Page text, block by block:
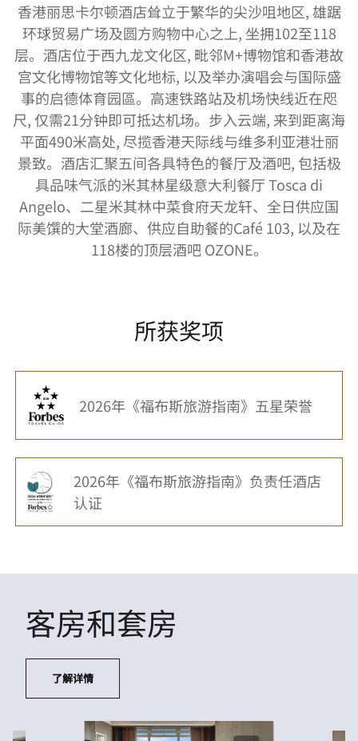
香港丽思卡尔顿酒店耸立于繁华的尖沙咀地区, 雄踞
环球贸易广场及圆方购物中心之上, 坐拥102至118
层。酒店位于西九龙文化区, 毗邻M+博物馆和香港故
宫文化博物馆等文化地标, 以及举办演唱会与国际盛
事的启德体育园區。高速铁路站及机场快线近在咫
尺, 仅需21分钟即可抵达机场。步入云端, 来到距离海
平面490米高处, 尽揽香港天际线与维多利亚港壮丽
景致。酒店汇聚五间各具特色的餐厅及酒吧, 包括极
具品味气派的米其林星级意大利餐厅 Tosca di
Angelo、二星米其林中菜食府天龙轩、全日供应国
际美馔的大堂酒廊、供应自助餐的Café 103, 以及在
118楼的顶层酒吧 OZONE。
所获奖项
2026年《福布斯旅游指南》五星荣誉
2026年《福布斯旅游指南》负责任酒店
认证
客房和套房
了解详情